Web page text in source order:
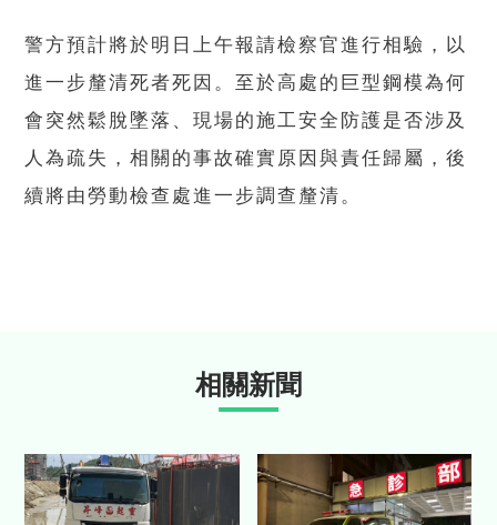
警方預計將於明日上午報請檢察官進行相驗，以
進一步釐清死者死因。至於高處的巨型鋼模為何
會突然鬆脫墜落、現場的施工安全防護是否涉及
人為疏失，相關的事故確實原因與責任歸屬，後
續將由勞動檢查處進一步調查釐清。
相關新聞